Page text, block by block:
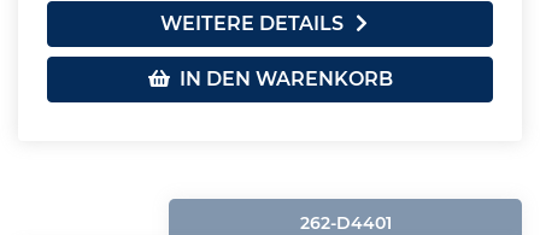
WEITERE DETAILS
IN DEN WARENKORB
262-D4401